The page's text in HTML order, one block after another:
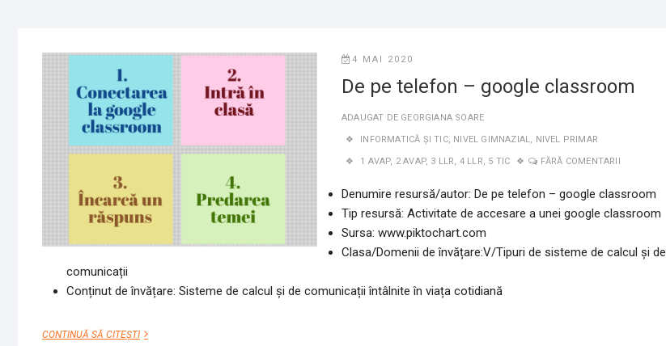
4 MAI 2020
De pe telefon – google classroom
ADAUGAT DE GEORGIANA SOARE
INFORMATICĂ ȘI TIC, NIVEL GIMNAZIAL, NIVEL PRIMAR
1 AVAP, 2 AVAP, 3 LLR, 4 LLR, 5 TIC FĂRĂ COMENTARII
Denumire resursă/autor: De pe telefon – google classroom
Tip resursă: Activitate de accesare a unei google classroom
Sursa: www.piktochart.com
Clasa/Domenii de învățare:V/Tipuri de sisteme de calcul și de
comunicații
Conținut de învățare: Sisteme de calcul și de comunicații întâlnite în viața cotidiană
CONTINUĂ SĂ CITEȘTIDE